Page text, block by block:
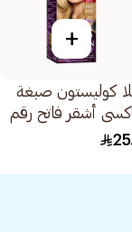
+
كوليستون صبغة
أشقر فاتح رقم
1عبوة